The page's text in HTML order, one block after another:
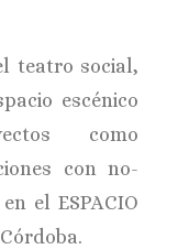
teatro social,
escénico
como
con no-
el ESPACIO